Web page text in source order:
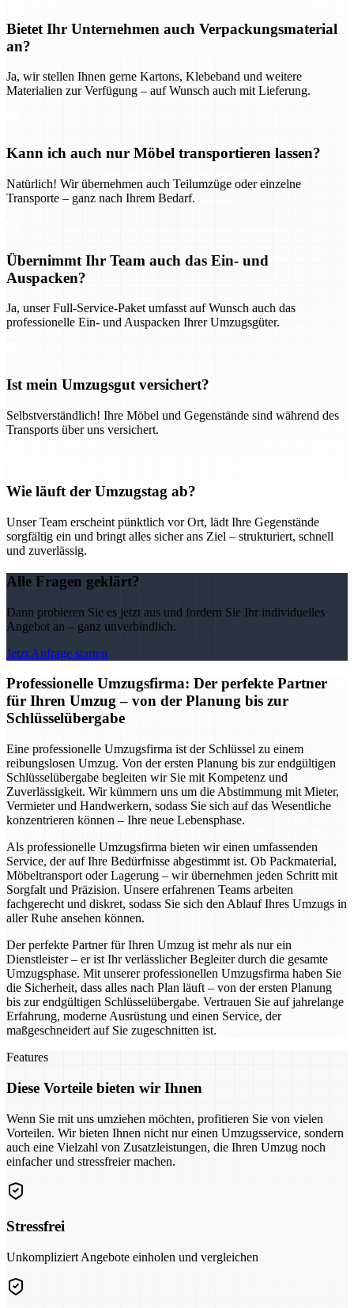
Bietet Ihr Unternehmen auch Verpackungsmaterial
an?
Ja, wir stellen Ihnen gerne Kartons, Klebeband und weitere
Materialien zur Verfügung – auf Wunsch auch mit Lieferung.
Kann ich auch nur Möbel transportieren lassen?
Natürlich! Wir übernehmen auch Teilumzüge oder einzelne
Transporte – ganz nach Ihrem Bedarf.
Übernimmt Ihr Team auch das Ein- und
Auspacken?
Ja, unser Full-Service-Paket umfasst auf Wunsch auch das
professionelle Ein- und Auspacken Ihrer Umzugsgüter.
Ist mein Umzugsgut versichert?
Selbstverständlich! Ihre Möbel und Gegenstände sind während des
Transports über uns versichert.
Wie läuft der Umzugstag ab?
Unser Team erscheint pünktlich vor Ort, lädt Ihre Gegenstände
sorgfältig ein und bringt alles sicher ans Ziel – strukturiert, schnell
und zuverlässig.
Alle Fragen geklärt?
Dann probieren Sie es jetzt aus und fordern Sie Ihr individuelles
Angebot an – ganz unverbindlich.
Jetzt Anfrage starten
Professionelle Umzugsfirma: Der perfekte Partner
für Ihren Umzug – von der Planung bis zur
Schlüsselübergabe
Eine professionelle Umzugsfirma ist der Schlüssel zu einem
reibungslosen Umzug. Von der ersten Planung bis zur endgültigen
Schlüsselübergabe begleiten wir Sie mit Kompetenz und
Zuverlässigkeit. Wir kümmern uns um die Abstimmung mit Mieter,
Vermieter und Handwerkern, sodass Sie sich auf das Wesentliche
konzentrieren können – Ihre neue Lebensphase.
Als professionelle Umzugsfirma bieten wir einen umfassenden
Service, der auf Ihre Bedürfnisse abgestimmt ist. Ob Packmaterial,
Möbeltransport oder Lagerung – wir übernehmen jeden Schritt mit
Sorgfalt und Präzision. Unsere erfahrenen Teams arbeiten
fachgerecht und diskret, sodass Sie sich den Ablauf Ihres Umzugs in
aller Ruhe ansehen können.
Der perfekte Partner für Ihren Umzug ist mehr als nur ein
Dienstleister – er ist Ihr verlässlicher Begleiter durch die gesamte
Umzugsphase. Mit unserer professionellen Umzugsfirma haben Sie
die Sicherheit, dass alles nach Plan läuft – von der ersten Planung
bis zur endgültigen Schlüsselübergabe. Vertrauen Sie auf jahrelange
Erfahrung, moderne Ausrüstung und einen Service, der
maßgeschneidert auf Sie zugeschnitten ist.
Features
Diese Vorteile bieten wir Ihnen
Wenn Sie mit uns umziehen möchten, profitieren Sie von vielen
Vorteilen. Wir bieten Ihnen nicht nur einen Umzugsservice, sondern
auch eine Vielzahl von Zusatzleistungen, die Ihren Umzug noch
einfacher und stressfreier machen.
Stressfrei
Unkompliziert Angebote einholen und vergleichen